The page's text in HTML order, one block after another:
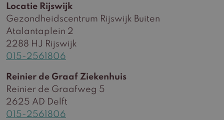
Locatie Rijswijk
Gezondheidscentrum Rijswijk Buiten
Atalantaplein 2
2288 HJ Rijswijk
015-2561806
Reinier de Graaf Ziekenhuis
Reinier de Graafweg 5
2625 AD Delft
015-2561806